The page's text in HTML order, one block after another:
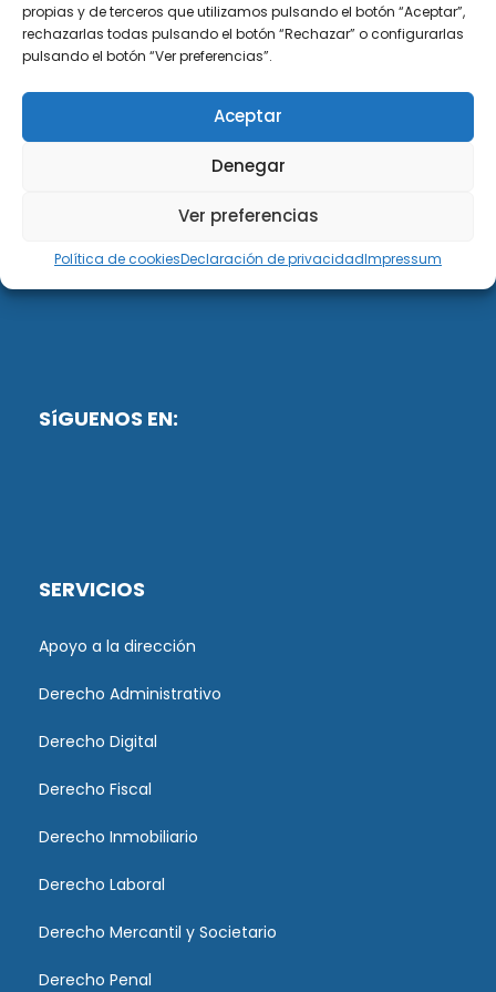
propias y de terceros que utilizamos pulsando el botón “Aceptar”,
rechazarlas todas pulsando el botón “Rechazar” o configurarlas
pulsando el botón “Ver preferencias”.
Aceptar
Denegar
Ver preferencias
Política de cookiesDeclaración de privacidadImpressum
DiG ABOGADOS
DiG Abogados es un despacho de abogados
multidisciplinar especializado en las materias de
fiscalidad y mercantil. Llevamos más de 50 años al
SíGUENOS EN:
SERVICIOS
Apoyo a la dirección
Derecho Administrativo
Derecho Digital
Derecho Fiscal
Derecho Inmobiliario
Derecho Laboral
Derecho Mercantil y Societario
Derecho Penal